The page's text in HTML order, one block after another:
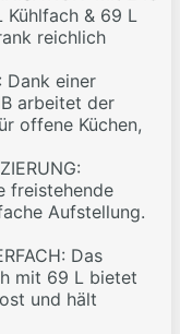
Kühlfach & 69 L
reichlich
Dank einer
arbeitet der
offene Küchen,
freistehende
Aufstellung.
Das
mit 69 L bietet
und hält